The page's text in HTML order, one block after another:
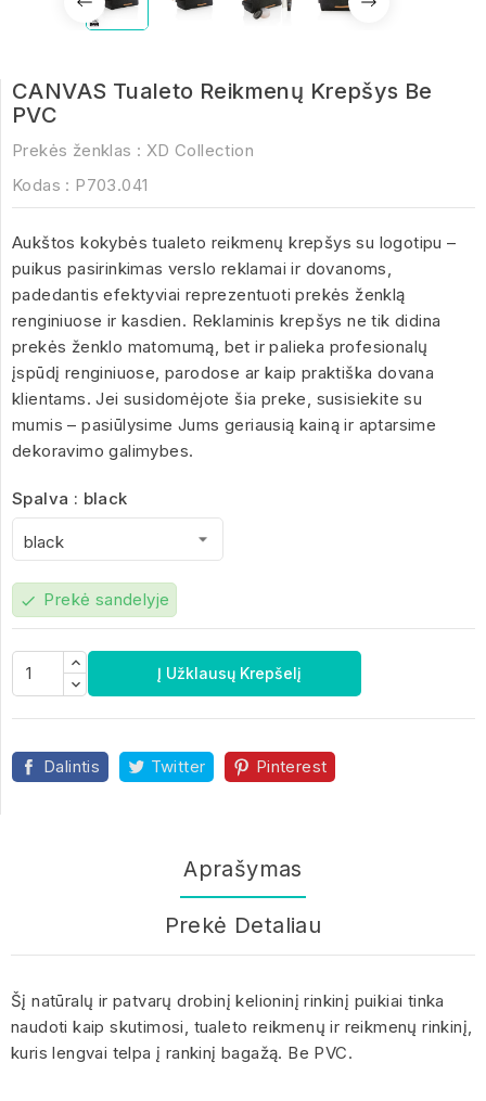
CANVAS Tualeto Reikmenų Krepšys Be
PVC
Prekės ženklas : XD Collection
Kodas : P703.041
Aukštos kokybės tualeto reikmenų krepšys su logotipu –
puikus pasirinkimas verslo reklamai ir dovanoms,
padedantis efektyviai reprezentuoti prekės ženklą
renginiuose ir kasdien. Reklaminis krepšys ne tik didina
prekės ženklo matomumą, bet ir palieka profesionalų
įspūdį renginiuose, parodose ar kaip praktiška dovana
klientams. Jei susidomėjote šia preke, susisiekite su
mumis – pasiūlysime Jums geriausią kainą ir aptarsime
dekoravimo galimybes.
Spalva : black
check Prekė sandelyje
Į Užklausų Krepšelį
Dalintis Twitter Pinterest
Aprašymas
Prekė Detaliau
Šį natūralų ir patvarų drobinį kelioninį rinkinį puikiai tinka
naudoti kaip skutimosi, tualeto reikmenų ir reikmenų rinkinį,
kuris lengvai telpa į rankinį bagažą. Be PVC.